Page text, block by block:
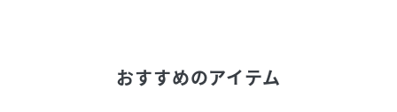
韓国
おすすめのアイテム